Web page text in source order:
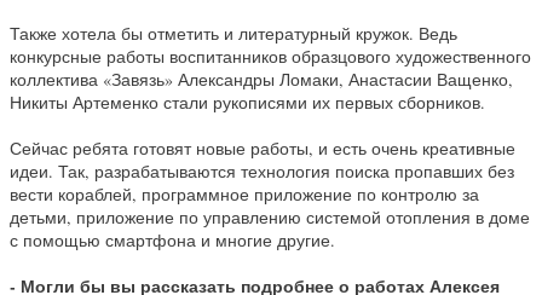
Также хотела бы отметить и литературный кружок. Ведь
конкурсные работы воспитанников образцового художественного
коллектива «Завязь» Александры Ломаки, Анастасии Ващенко,
Никиты Артеменко стали рукописями их первых сборников.
Сейчас ребята готовят новые работы, и есть очень креативные
идеи. Так, разрабатываются технология поиска пропавших без
вести кораблей, программное приложение по контролю за
детьми, приложение по управлению системой отопления в доме
с помощью смартфона и многие другие.
- Могли бы вы рассказать подробнее о работах Алексея